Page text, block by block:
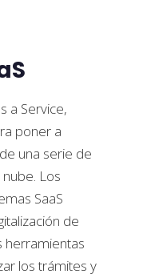
a Service,
poner a
una serie de
Los
SaaS
de
herramientas
los trámites y